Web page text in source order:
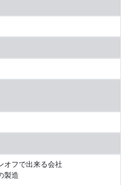
オフで出来る会社
製造